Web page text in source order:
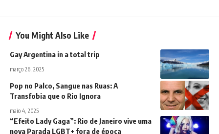
You Might Also Like
Gay Argentina in a total trip
março 26, 2025
Pop no Palco, Sangue nas Ruas: A
Transfobia que o Rio Ignora
maio 4, 2025
“Efeito Lady Gaga”: Rio de Janeiro vive uma
nova Parada LGBT+ fora de época